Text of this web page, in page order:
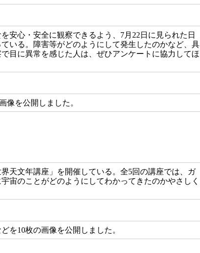
安心・安全に観察できるよう、7月22日に見られた日
いる。障害等がどのようにして発生したのかなど、具
目に異常を感じた人は、ぜひアンケートに協力してほ
像を公開しました。
天文年講座」を開催している。全5回の講座では、ガ
宙のことがどのようにしてわかってきたのかやさしく
を10枚の画像を公開しました。